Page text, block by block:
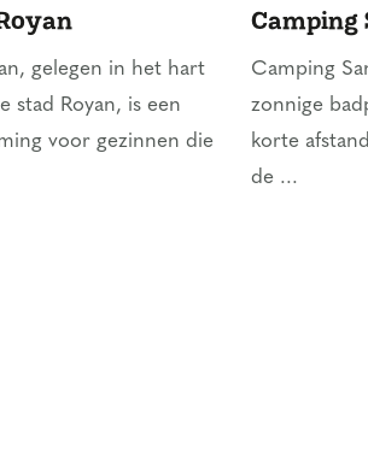
gelegen in het hart
stad Royan, is een
voor gezinnen die
Camping
Camping
zonnige
korte
de ...